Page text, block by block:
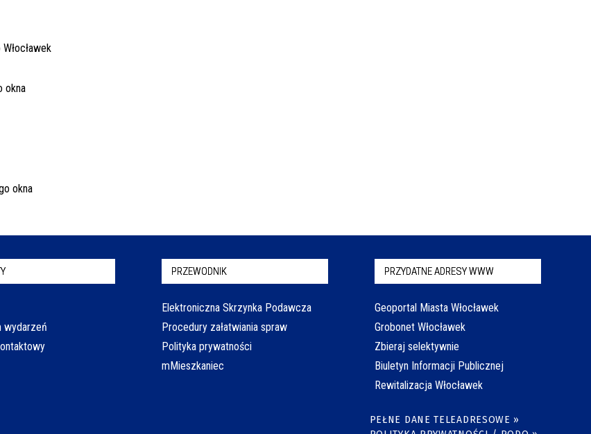
wydarzeń
PRZEWODNIK
Elektroniczna Skrzynka Podawcza
Procedury załatwiania spraw
Polityka prywatności
mMieszkaniec
PRZYDATNE ADRESY WWW
Geoportal Miasta Włocławek
Grobonet Włocławek
Zbieraj selektywnie
Biuletyn Informacji Publicznej
Rewitalizacja Włocławek
PEŁNE DANE TELEADRESOWE »